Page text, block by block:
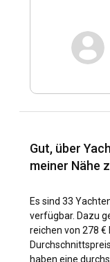
und Oktober,
was eine
Wie sind die
Das Wetter in
Sommern und
von stetigen
Gewässern –
Gut, über
meiner Nähe
Es sind 33
verfügbar. Dazu
reichen von 278 €
haben eine